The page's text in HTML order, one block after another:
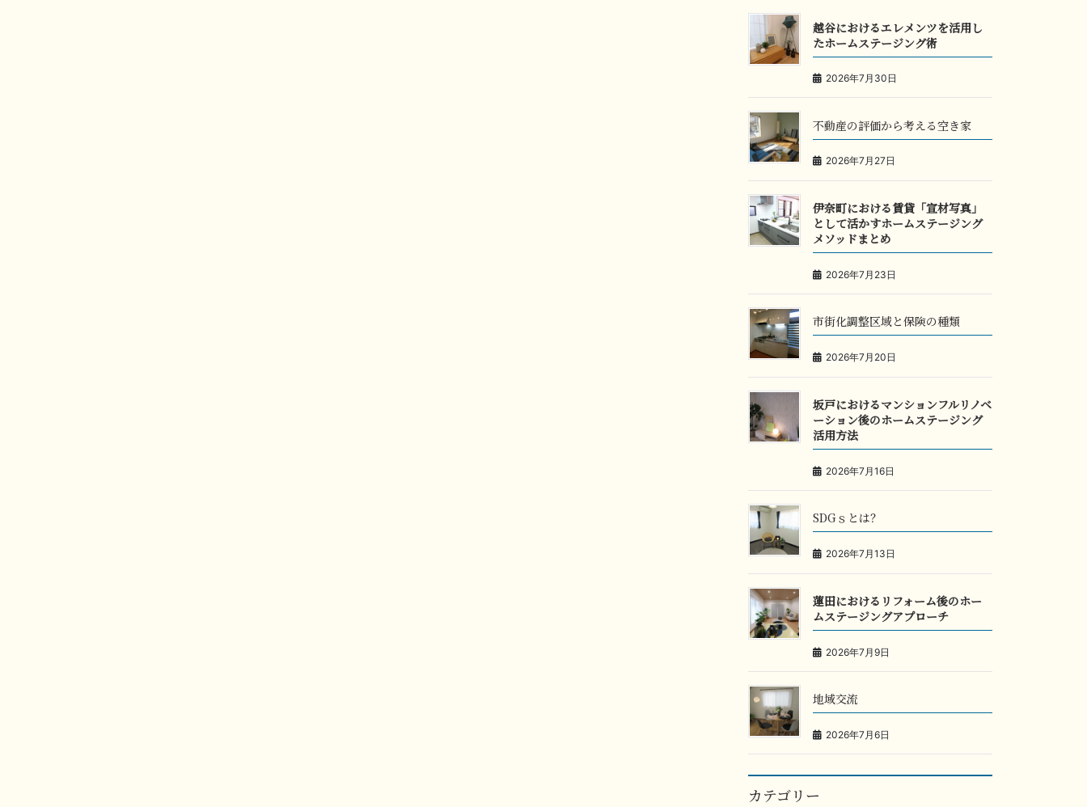
越谷におけるエレメンツを活用し
たホームステージング術
2026年7月30日
不動産の評価から考える空き家
2026年7月27日
伊奈町における賃貸「宣材写真」
として活かすホームステージング
メソッドまとめ
2026年7月23日
市街化調整区域と保険の種類
2026年7月20日
坂戸におけるマンションフルリノベ
ーション後のホームステージング
活用方法
2026年7月16日
SDGｓとは？
2026年7月13日
蓮田におけるリフォーム後のホー
ムステージングアプローチ
2026年7月9日
地域交流
2026年7月6日
カテゴリー